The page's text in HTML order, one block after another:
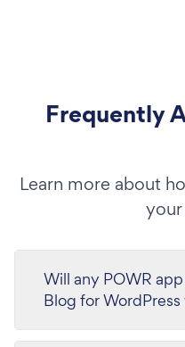
Frequently
Learn more about
Will any POWR
Blog for